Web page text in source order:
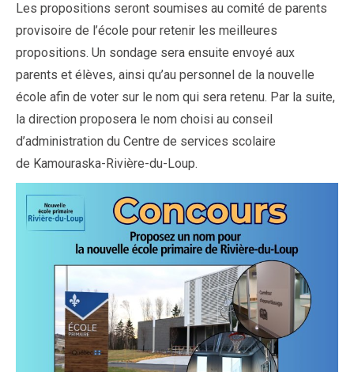
Les propositions seront soumises au comité de parents
provisoire de l’école pour retenir les meilleures
propositions. Un sondage sera ensuite envoyé aux
parents et élèves, ainsi qu’au personnel de la nouvelle
école afin de voter sur le nom qui sera retenu. Par la suite,
la direction proposera le nom choisi au conseil
d’administration du Centre de services scolaire
de Kamouraska-Rivière-du-Loup.